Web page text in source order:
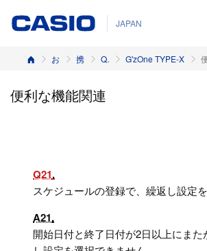
JAPAN
ホーム お客様サポート 携帯電話 Q&A（よくある質問と答え） G'zOne TYPE-X
便利な機能関連
Q21
スケジュールの登録で、繰返し設定
A21
開始日付と終了日付が2日以上にまた